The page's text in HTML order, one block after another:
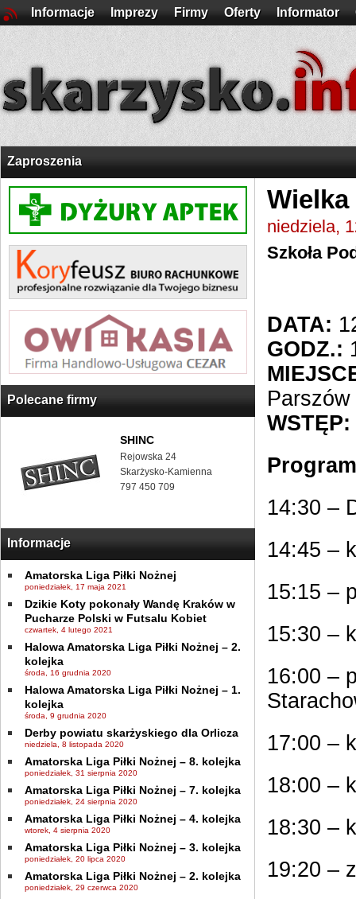
Informacje Imprezy Firmy Oferty Informator
Zaproszenia
Polecane firmy
SHINC
Rejowska 24
Skarżysko-Kamienna
797 450 709
Informacje
Amatorska Liga Piłki Nożnej
poniedziałek, 17 maja 2021
Dzikie Koty pokonały Wandę Kraków w
Pucharze Polski w Futsalu Kobiet
czwartek, 4 lutego 2021
Halowa Amatorska Liga Piłki Nożnej – 2.
kolejka
środa, 16 grudnia 2020
Halowa Amatorska Liga Piłki Nożnej – 1.
kolejka
środa, 9 grudnia 2020
Derby powiatu skarżyskiego dla Orlicza
niedziela, 8 listopada 2020
Amatorska Liga Piłki Nożnej – 8. kolejka
poniedziałek, 31 sierpnia 2020
Amatorska Liga Piłki Nożnej – 7. kolejka
poniedziałek, 24 sierpnia 2020
Amatorska Liga Piłki Nożnej – 4. kolejka
wtorek, 4 sierpnia 2020
Amatorska Liga Piłki Nożnej – 3. kolejka
poniedziałek, 20 lipca 2020
Amatorska Liga Piłki Nożnej – 2. kolejka
poniedziałek, 29 czerwca 2020
niedziela,
Szkoła
DATA:
GODZ.:
Parszów
WSTĘP:
14:30 –
14:45 –
15:15 –
15:30 –
16:00 –
17:00 –
18:00 –
18:30 –
19:20 –